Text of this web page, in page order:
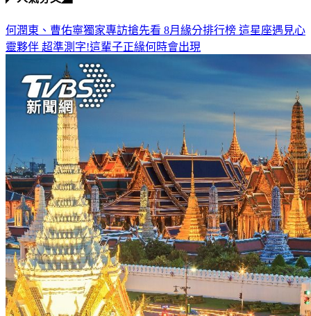
何潤東、曹佑寧獨家專訪搶先看 8月緣分排行榜 這星座遇見心
靈夥伴 超準測字!這輩子正緣何時會出現